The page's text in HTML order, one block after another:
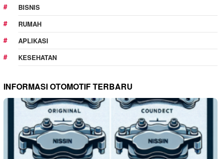
BISNIS
RUMAH
APLIKASI
KESEHATAN
INFORMASI OTOMOTIF TERBARU